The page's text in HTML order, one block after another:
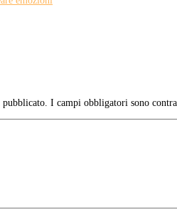
I campi obbligatori sono